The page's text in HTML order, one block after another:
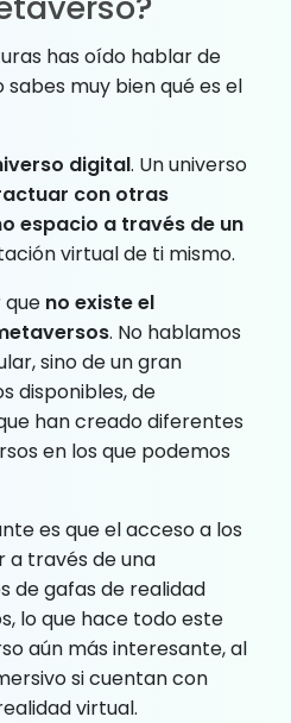
has oído hablar de
muy bien qué es el
digital. Un universo
con otras
espacio a través de un
virtual de ti mismo.
no existe el
. No hablamos
sino de un gran
disponibles, de
han creado diferentes
en los que podemos
es que el acceso a los
a través de una
de gafas de realidad
lo que hace todo este
aún más interesante, al
si cuentan con
virtual.